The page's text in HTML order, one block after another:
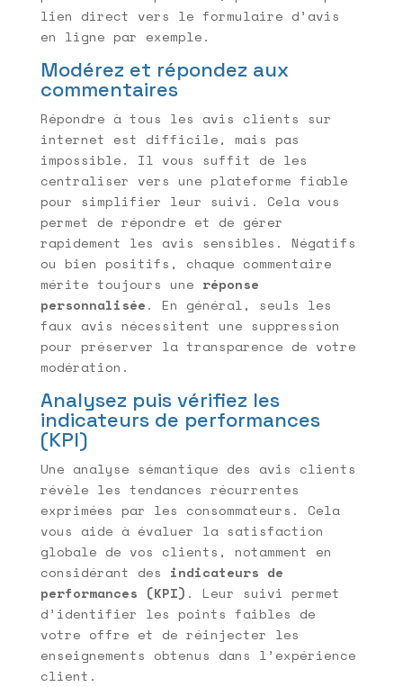
lien direct vers le formulaire d’avis
en ligne par exemple.
Modérez et répondez aux
commentaires
Répondre à tous les avis clients sur
internet est difficile, mais pas
impossible. Il vous suffit de les
centraliser vers une plateforme fiable
pour simplifier leur suivi. Cela vous
permet de répondre et de gérer
rapidement les avis sensibles. Négatifs
ou bien positifs, chaque commentaire
mérite toujours une réponse
personnalisée. En général, seuls les
faux avis nécessitent une suppression
pour préserver la transparence de votre
modération.
Analysez puis vérifiez les
indicateurs de performances
(KPI)
Une analyse sémantique des avis clients
révèle les tendances récurrentes
exprimées par les consommateurs. Cela
vous aide à évaluer la satisfaction
globale de vos clients, notamment en
considérant des indicateurs de
performances (KPI) . Leur suivi permet
d’identifier les points faibles de
votre offre et de réinjecter les
enseignements obtenus dans l’expérience
client.